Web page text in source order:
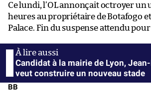
Ce lundi, l’OL annonçait octroyer un
heures au propriétaire de Botafogo
Palace. Fin du suspense attendu
Candidat à la mairie de Lyon,
veut construire un nouveau stade
BB